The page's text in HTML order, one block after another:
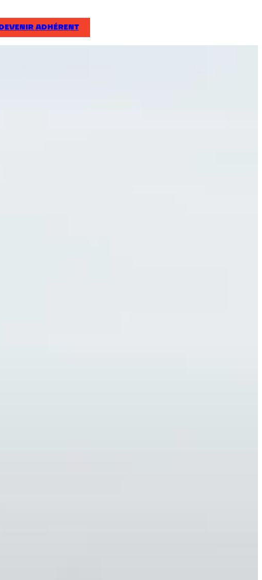
DEVENIR ADHÉRENT